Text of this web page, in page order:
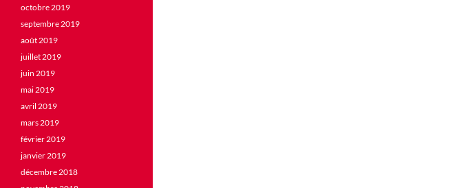
octobre 2019
septembre 2019
août 2019
juillet 2019
juin 2019
mai 2019
avril 2019
mars 2019
février 2019
janvier 2019
décembre 2018